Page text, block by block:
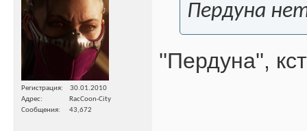
Регистрация
30.01.2010
Адрес
RacCoon-City
Сообщения
43,672
Пердуна
''Пердуна'',